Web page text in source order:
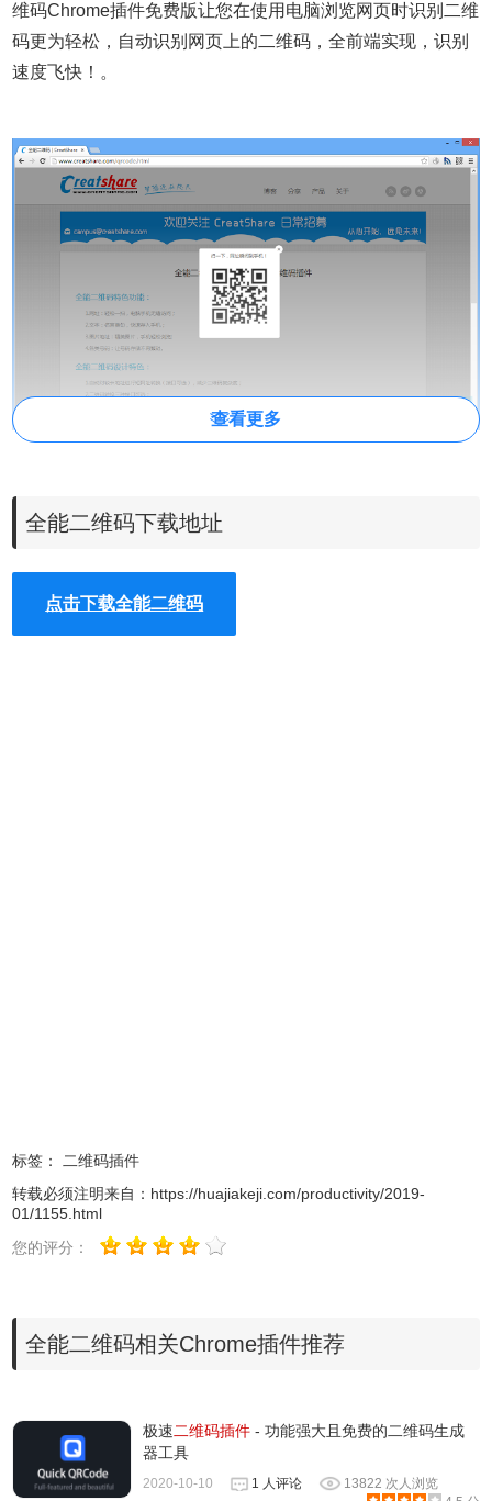
维码Chrome插件免费版让您在使用电脑浏览网页时识别二维
码更为轻松，自动识别网页上的二维码，全前端实现，识别
速度飞快！。
2.自动对较长地址进行短网址转换（百度/谷歌接口可选），减少二维码复杂
图标即可一键生成相应的二维码。如下所示：右键鼠标就可以将网页或图片转成
二维码，使用方便
查看更多
全能二维码下载地址
点击下载全能二维码
标签：
二维码插件
转载必须注明来自： https://huajiakeji.com/productivity/2019-
01/1155.html
您的评分：
全能二维码相关Chrome插件推荐
极速二维码插件 - 功能强大且免费的二维码生成
器工具
2020-10-10 1 人评论
13822 次人浏览